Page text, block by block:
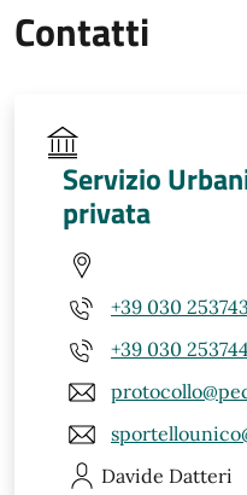
Contatti
Servizio
privata
+39 030
+39 030
Davide Datteri